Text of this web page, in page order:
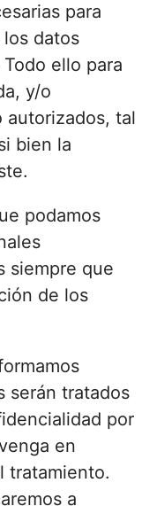
para
datos
ello para
y/o
autorizados, tal
bien la
podamos
siempre que
de los
serán tratados
por
en
tratamiento.
a